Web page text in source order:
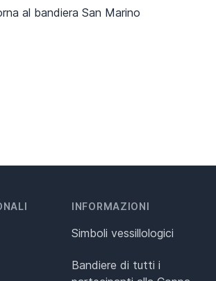
al bandiera San Marino
INFORMAZIONI
Simboli vessillologici
Bandiere di tutti i